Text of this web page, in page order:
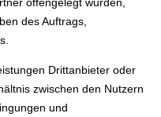
des Auftrags,
Drittanbieter oder
zwischen den Nutzern
und